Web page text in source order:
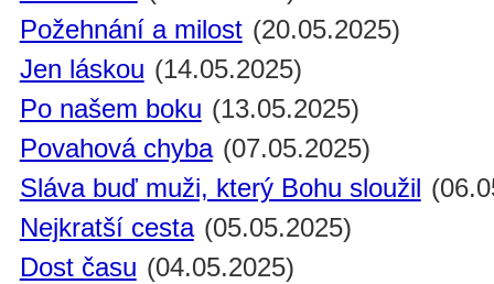
Požehnání a milost (20.05.2025)
Jen láskou (14.05.2025)
Po našem boku (13.05.2025)
Povahová chyba (07.05.2025)
Sláva buď muži, který Bohu sloužil
Nejkratší cesta (05.05.2025)
Dost času (04.05.2025)